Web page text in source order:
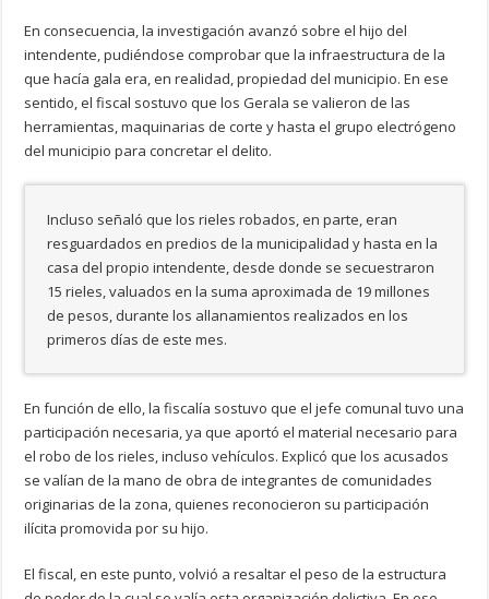
En consecuencia, la investigación avanzó sobre el hijo del
intendente, pudiéndose comprobar que la infraestructura de la
que hacía gala era, en realidad, propiedad del municipio. En ese
sentido, el fiscal sostuvo que los Gerala se valieron de las
herramientas, maquinarias de corte y hasta el grupo electrógeno
del municipio para concretar el delito.
Incluso señaló que los rieles robados, en parte, eran
resguardados en predios de la municipalidad y hasta en la
casa del propio intendente, desde donde se secuestraron
15 rieles, valuados en la suma aproximada de 19 millones
de pesos, durante los allanamientos realizados en los
primeros días de este mes.
En función de ello, la fiscalía sostuvo que el jefe comunal tuvo una
participación necesaria, ya que aportó el material necesario para
el robo de los rieles, incluso vehículos. Explicó que los acusados
se valían de la mano de obra de integrantes de comunidades
originarias de la zona, quienes reconocieron su participación
ilícita promovida por su hijo.
El fiscal, en este punto, volvió a resaltar el peso de la estructura